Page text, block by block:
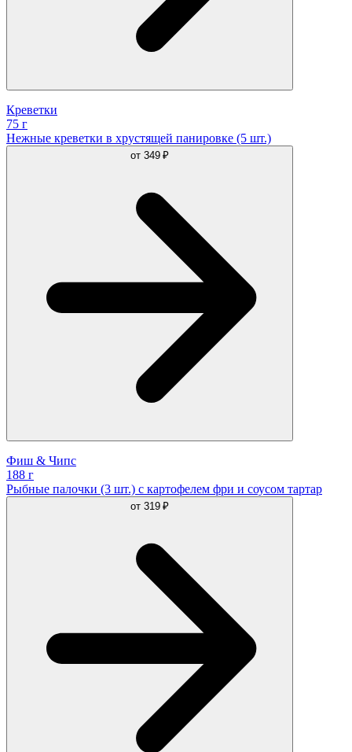
Креветки
75 г
Нежные креветки в хрустящей панировке (5 шт.)
от 349 ₽
Фиш & Чипс
188 г
Рыбные палочки (3 шт.) с картофелем фри и соусом тартар
от 319 ₽